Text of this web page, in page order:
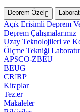
Deprem Özel
Açık Erişimli Deprem
Deprem Çalışmalarımız
Uzay Teknolojileri ve
Ölçme Tekniği
APSCO-ZBEU
BEUG
CRIRP
Kitaplar
Tezler
Makaleler